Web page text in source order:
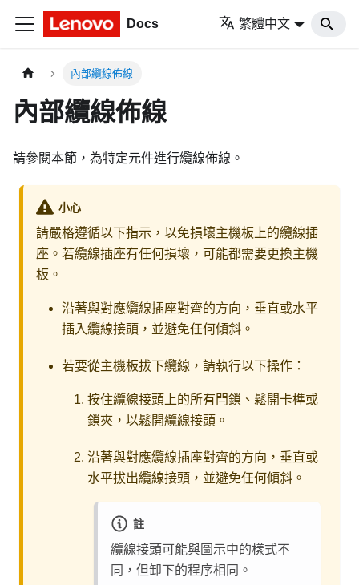
Docs 繁體中文
內部纜線佈線
內部纜線佈線
請參閱本節，為特定元件進行纜線佈線。
小心
請嚴格遵循以下指示，以免損壞主機板上的纜線插
座。若纜線插座有任何損壞，可能都需要更換主機
板。
沿著與對應纜線插座對齊的方向，垂直或水平
插入纜線接頭，並避免任何傾斜。
若要從主機板拔下纜線，請執行以下操作：
按住纜線接頭上的所有閂鎖、鬆開卡榫或
鎖夾，以鬆開纜線接頭。
沿著與對應纜線插座對齊的方向，垂直或
水平拔出纜線接頭，並避免任何傾斜。
註
纜線接頭可能與圖示中的樣式不
同，但卸下的程序相同。